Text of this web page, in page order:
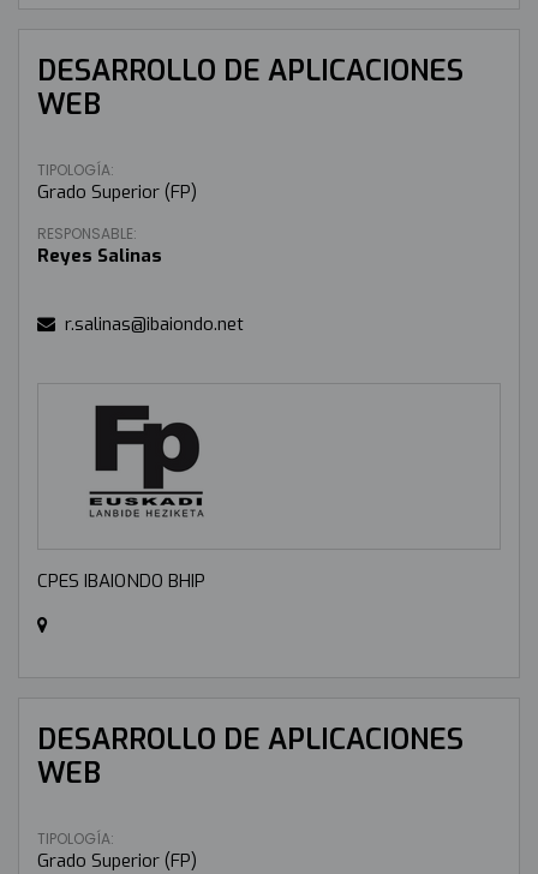
DESARROLLO DE APLICACIONES
WEB
TIPOLOGÍA:
Grado Superior (FP)
RESPONSABLE:
Reyes Salinas
r.salinas@ibaiondo.net
CPES IBAIONDO BHIP
DESARROLLO DE APLICACIONES
WEB
TIPOLOGÍA:
Grado Superior (FP)